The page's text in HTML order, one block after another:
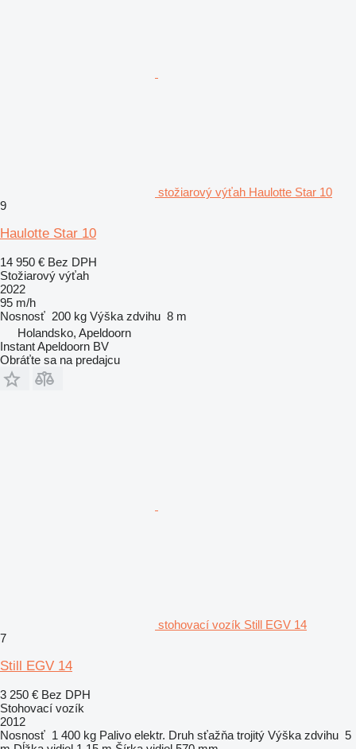
stožiarový výťah Haulotte Star 10
9
Haulotte Star 10
14 950 € Bez DPH
Stožiarový výťah
2022
95 m/h
Nosnosť 200 kg Výška zdvihu 8 m
Holandsko, Apeldoorn
Instant Apeldoorn BV
Obráťte sa na predajcu
stohovací vozík Still EGV 14
7
Still EGV 14
3 250 € Bez DPH
Stohovací vozík
2012
Nosnosť 1 400 kg Palivo elektr. Druh sťažňa trojitý Výška zdvihu 5